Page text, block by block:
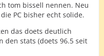
tom bissell nennen. Neu
PC bisher echt solide.
das doets deutlich
den stats (doets 96.5 seit